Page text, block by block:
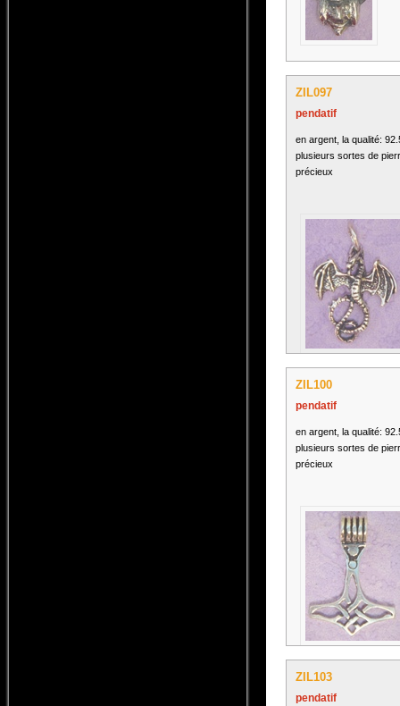
ZIL097
pendatif
en argent, la qualité:
plusieurs sortes de
précieux
ZIL100
pendatif
en argent, la qualité:
plusieurs sortes de
précieux
ZIL103
pendatif